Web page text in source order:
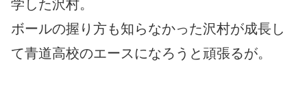
学した沢村。
ボールの握り方も知らなかった沢村が成長し
て青道高校のエースになろうと頑張るが。